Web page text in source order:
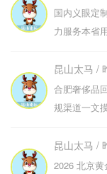
国内义眼定
力服务本省
昆山太马 /
合肥奢侈品
规渠道一文
昆山太马 /
2026 北京